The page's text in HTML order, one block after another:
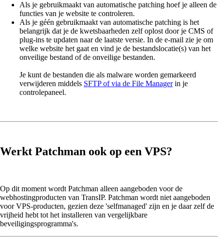
Als je gebruikmaakt van automatische patching hoef je alleen de
functies van je website te controleren.
Als je géén gebruikmaakt van automatische patching is het
belangrijk dat je de kwetsbaarheden zelf oplost door je CMS of
plug-ins te updaten naar de laatste versie. In de e-mail zie je om
welke website het gaat en vind je de bestandslocatie(s) van het
onveilige bestand of de onveilige bestanden.
Je kunt de bestanden die als malware worden gemarkeerd
verwijderen middels SFTP of via de File Managerin je
controlepaneel.
Werkt Patchman ook op een VPS?
Op dit moment wordt Patchman alleen aangeboden voor de
webhostingproducten van TransIP. Patchman wordt niet aangeboden
voor VPS-producten, gezien deze 'selfmanaged' zijn en je daar zelf de
vrijheid hebt tot het installeren van vergelijkbare
beveiligingsprogramma's.